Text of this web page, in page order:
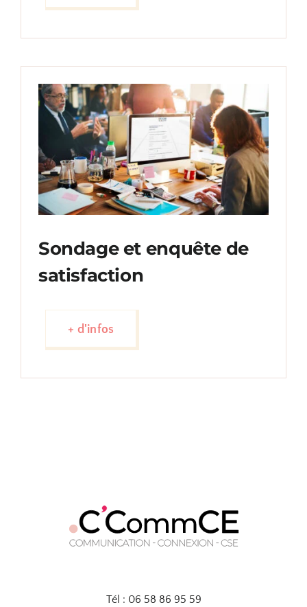
Sondage et enquête de
satisfaction
+ d'infos
Tél : 06 58 86 95 59